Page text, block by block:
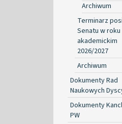
Archiwum
Terminarz
Senatu w roku
akademickim
2026/2027
Archiwum
Dokumenty Rad
Naukowych
Dokumenty
PW